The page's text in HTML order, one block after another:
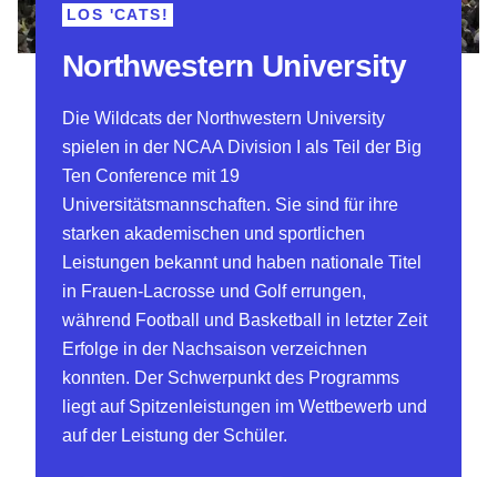
Northwestern University
LOS 'CATS!
Die Wildcats der Northwestern University
spielen in der NCAA Division I als Teil der Big
Ten Conference mit 19
Universitätsmannschaften. Sie sind für ihre
starken akademischen und sportlichen
Leistungen bekannt und haben nationale Titel
in Frauen-Lacrosse und Golf errungen,
während Football und Basketball in letzter Zeit
Erfolge in der Nachsaison verzeichnen
konnten. Der Schwerpunkt des Programms
liegt auf Spitzenleistungen im Wettbewerb und
auf der Leistung der Schüler.